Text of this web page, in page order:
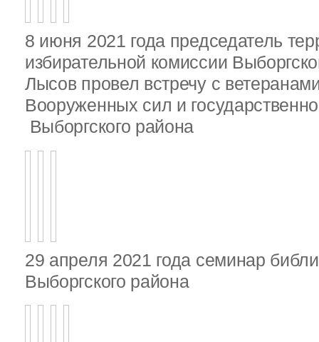
8 июня 2021 года председатель
избирательной комиссии
Лысов провел встречу с
Вооруженных сил и
Выборгского района
29 апреля 2021 года семинар
Выборгского района